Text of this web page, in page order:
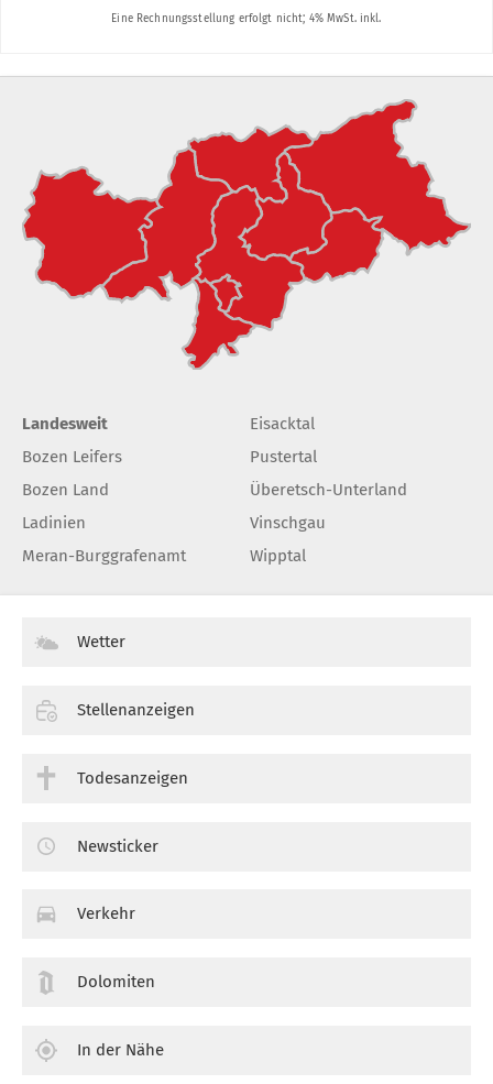
Landesweit
Bozen Leifers
Bozen Land
Ladinien
Meran-Burggrafenamt
Eisacktal
Pustertal
Überetsch-Unterland
Vinschgau
Wipptal
Wetter
Stellenanzeigen
Todesanzeigen
Newsticker
Verkehr
Dolomiten
In der Nähe